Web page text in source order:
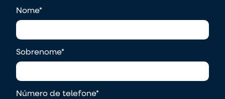
Nome*
Sobrenome*
Número de telefone*